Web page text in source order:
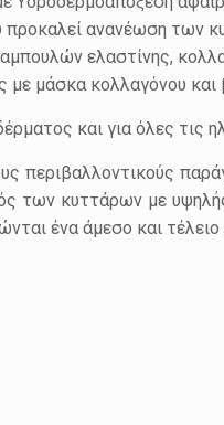
προκαλεί ανανέωση των
ελαστίνης,
μάσκα κολλαγόνου
και για όλες τις
περιβαλλοντικούς
των κυττάρων με
ένα άμεσο και